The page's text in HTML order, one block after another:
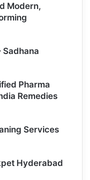
Modern,
Sadhana
Pharma
Remedies
Services
Hyderabad